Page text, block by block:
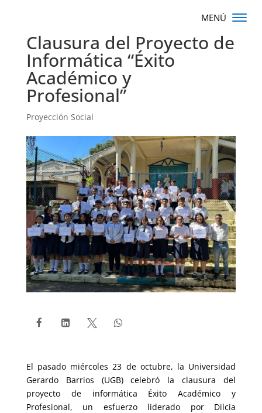
Clausura del Proyecto de
Informática “Éxito
Académico y
Profesional”
Proyección Social
   
El pasado miércoles 23 de octubre, la Universidad
Gerardo Barrios (UGB) celebró la clausura del
proyecto de informática Éxito Académico y
Profesional, un esfuerzo liderado por Dilcia